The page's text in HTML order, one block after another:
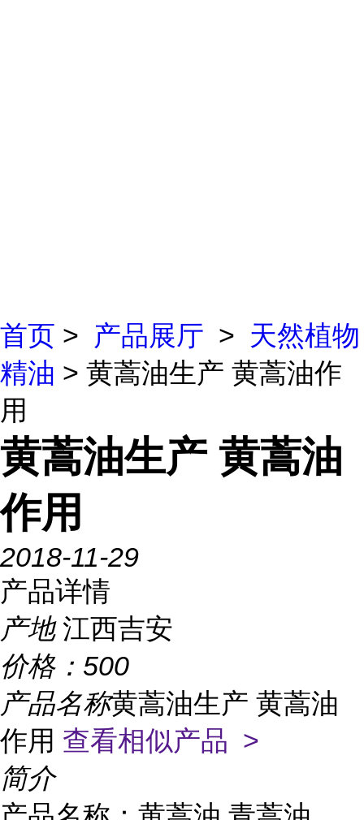
首页 > 产品展厅 > 天然植物
精油 > 黄蒿油生产 黄蒿油作
用
黄蒿油生产 黄蒿油
作用
2018-11-29
产品详情
产地 江西吉安
价格： 500
产品名称黄蒿油生产 黄蒿油
作用 查看相似产品 >
简介